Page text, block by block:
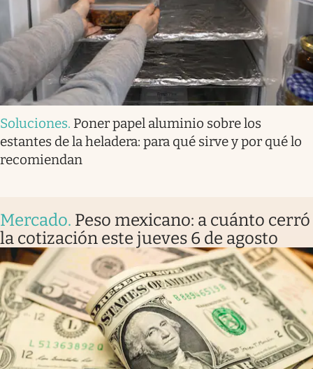
Soluciones. Poner papel aluminio sobre los
estantes de la heladera: para qué sirve y por qué lo
recomiendan
Mercado. Peso mexicano: a cuánto cerró
la cotización este jueves 6 de agosto